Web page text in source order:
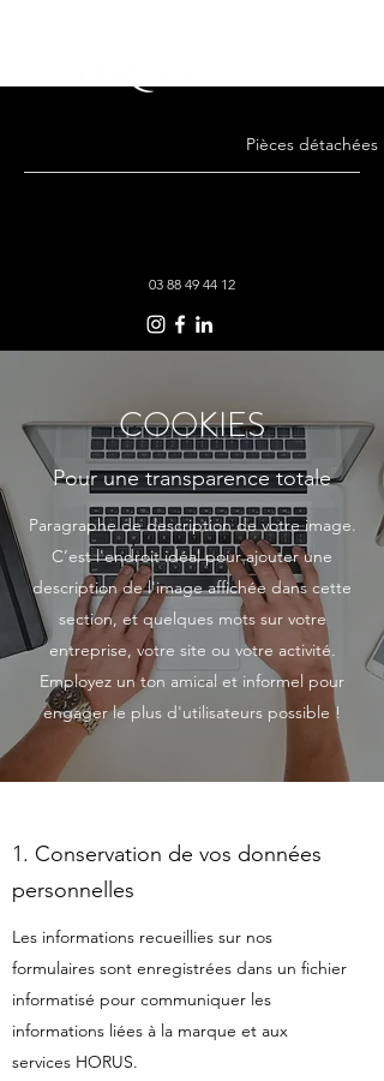
Pièces détachées
03 88 49 44 12
COOKIES
Pour une transparence totale
Paragraphe de description de votre image.
C’est l'endroit idéal pour ajouter une
description de l'image affichée dans cette
section, et quelques mots sur votre
entreprise, votre site ou votre activité.
Employez un ton amical et informel pour
engager le plus d'utilisateurs possible !
1. Conservation de vos données
personnelles
Les informations recueillies sur nos
formulaires sont enregistrées dans un fichier
informatisé pour communiquer les
informations liées à la marque et aux
services HORUS.